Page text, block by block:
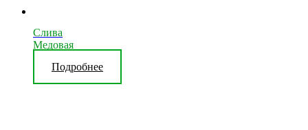
Слива
Медовая
Подробнее